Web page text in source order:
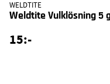
WELDTITE
Weldtite Vulklösning 5
15:-